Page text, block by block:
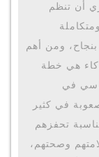
أن تنظم
بنجاح، ومن أهم
هي خطة
في
في كثير
تحفزهم
وصحتهم،